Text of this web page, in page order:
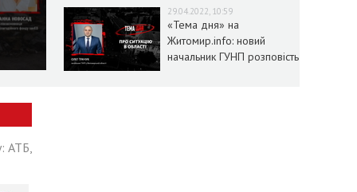
29.04.2022, 10:59
«Тема дня» на
Житомир.info: новий
начальник ГУНП розповість
АТБ,